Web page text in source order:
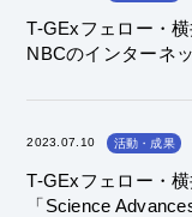
T-GExフェロー・
NBCのインターネ
2023.07.10 活動・成果
T-GExフェロー・
「Science